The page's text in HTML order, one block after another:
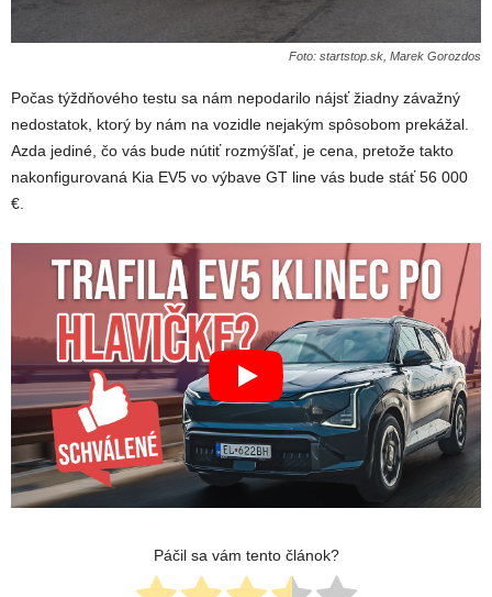
Foto: startstop.sk, Marek Gorozdos
Počas týždňového testu sa nám nepodarilo nájsť žiadny závažný
nedostatok, ktorý by nám na vozidle nejakým spôsobom prekážal.
Azda jediné, čo vás bude nútiť rozmýšľať, je cena, pretože takto
nakonfigurovaná Kia EV5 vo výbave GT line vás bude stáť 56 000
€.
Páčil sa vám tento článok?